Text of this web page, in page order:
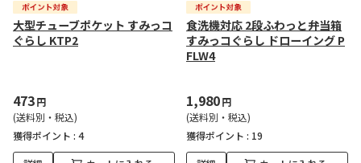
大型チューブポケット すみっコ
ぐらし KTP2
473円
(送料別・税込)
獲得ポイント : 4
食洗機対応 2段ふわっと弁当箱
すみっコぐらし ドローイング P
FLW4
1,980円
(送料別・税込)
獲得ポイント : 19